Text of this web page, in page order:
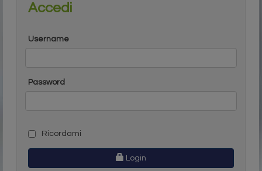
Accedi
Username
Password
Ricordami
Login